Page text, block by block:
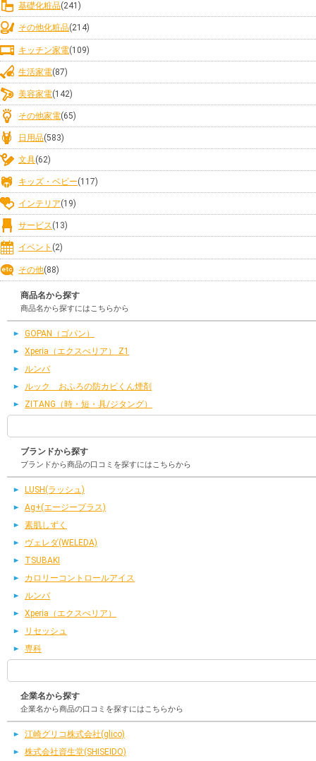
基礎化粧品(241)
その他化粧品(214)
キッチン家電(109)
生活家電(87)
美容家電(142)
その他家電(65)
日用品(583)
文具(62)
キッズ・ベビー(117)
インテリア(19)
サービス(13)
イベント (2)
その他(88)
商品名から探す
商品名から探すにはこちらから
GOPAN（ゴパン）
Xperia（エクスぺリア） Z1
ルンバ
ルック おふろの防カビくん煙剤
ZITANG（時・短・具/ジタング）
ブランドから探す
ブランドから商品の口コミを探すにはこちらから
LUSH(ラッシュ)
Ag+(エージープラス)
素肌しずく
ヴェレダ(WELEDA)
TSUBAKI
カロリーコントロールアイス
ルンバ
Xperia（エクスぺリア）
リセッシュ
専科
企業名から探す
企業名から商品の口コミを探すにはこちらから
江崎グリコ株式会社(glico)
株式会社資生堂(SHISEIDO)